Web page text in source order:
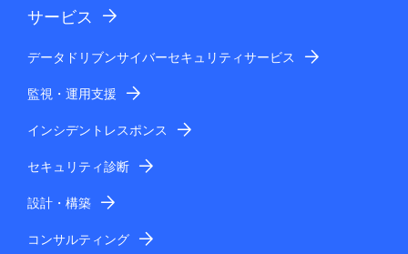
サービス
データドリブンサイバーセキュリティサービス
監視・運用支援
インシデントレスポンス
セキュリティ診断
設計・構築
コンサルティング